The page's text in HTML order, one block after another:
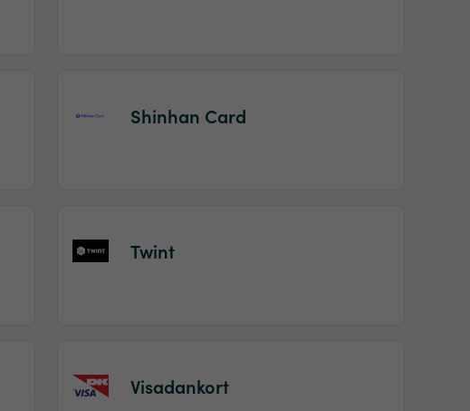
Shinhan Card
Twint
Visadankort